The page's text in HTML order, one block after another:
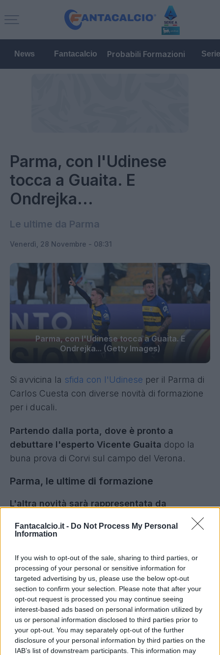
Fantacalcio.it - Do Not Process My Personal
Information
If you wish to opt-out of the sale, sharing to third parties, or
processing of your personal or sensitive information for
targeted advertising by us, please use the below opt-out
section to confirm your selection. Please note that after your
opt-out request is processed you may continue seeing
interest-based ads based on personal information utilized by
us or personal information disclosed to third parties prior to
your opt-out. You may separately opt-out of the further
disclosure of your personal information by third parties on the
IAB’s list of downstream participants. This information may
News Fantacalcio Probabili Formazioni
Parma, con l'Udinese
tocca a Guaita. E
Ondrejka...
Le ultime da Parma
Venerdì, 28 Novembre - 08:31
Parma, con l'Udinese tocca a Guaita. E
Ondrejka... (Getty Images)
Si avvicina la sfida con l'Udinese per il Parma di
Carlos Cuesta con diverse novità di formazione
per i ducali.
Partendo dalla porta, dove è pronto a
debuttare l'esperto Vicente Guaita dopo la
buna prova di Corvi sul campo del Verona.
Parma, le ultime di formazione
L'altra novità sarà rappresentata da
: fermo da fine luglio a causa di una
frattura del perone, il giocatore svedese è
di lavoro in gruppo.